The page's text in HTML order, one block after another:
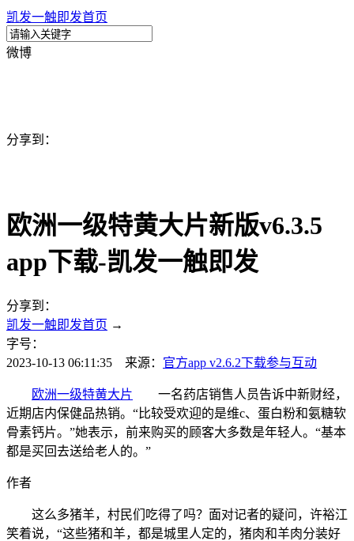
凯发一触即发首页
微博
分享到：
欧洲一级特黄大片新版v6.3.5
app下载-凯发一触即发
分享到：
凯发一触即发首页 →
字号：
2023-10-13 06:11:35 来源： 官方app v2.6.2下载参与互动
欧洲一级特黄大片 一名药店销售人员告诉中新财经，
近期店内保健品热销。“比较受欢迎的是维c、蛋白粉和氨糖软
骨素钙片。”她表示，前来购买的顾客大多数是年轻人。“基本
都是买回去送给老人的。”
作者
这么多猪羊，村民们吃得了吗？面对记者的疑问，许裕江
笑着说，“这些猪和羊，都是城里人定的，猪肉和羊肉分装好